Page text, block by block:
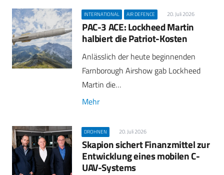
INTERNATIONAL AIR DEFENCE 20. Juli 2026
PAC-3 ACE: Lockheed Martin
halbiert die Patriot-Kosten
Anlässlich der heute beginnenden
Farnborough Airshow gab Lockheed
Martin die…
Mehr
DROHNEN 20. Juli 2026
Skapion sichert Finanzmittel zur
Entwicklung eines mobilen C-
UAV-Systems